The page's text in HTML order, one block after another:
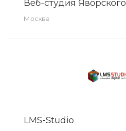
Веб-студия Яворского
Москва
LMS-Studio